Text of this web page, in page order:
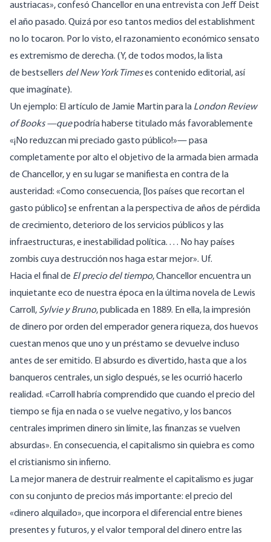
austriacas», confesó Chancellor en unaentrevista con Jeff Deist
el año pasado. Quizá por eso tantos medios del establishment
no lo tocaron. Por lo visto, el razonamiento económico sensato
es extremismo de derecha. (Y, de todos modos, la lista
de bestsellers del New York Timeses contenido editorial , así
que imagínate).
Un ejemplo: El artículo de Jamie Martinpara la London Review
of Books —quepodría haberse titulado más favorablemente
«¡No reduzcan mi preciado gasto público!»— pasa
completamente por alto el objetivo de la armada bien armada
de Chancellor, y en su lugar se manifiesta en contra de la
austeridad: «Como consecuencia, [los países que recortan el
gasto público] se enfrentan a la perspectiva de años de pérdida
de crecimiento, deterioro de los servicios públicos y las
infraestructuras, e inestabilidad política. . . . No hay países
zombis cuya destrucción nos haga estar mejor». Uf.
Hacia el final de El precio del tiempo, Chancellor encuentra un
inquietante eco de nuestra época en la última novela de Lewis
Carroll, Sylvie y Bruno, publicada en 1889. En ella, la impresión
de dinero por orden del emperador genera riqueza, dos huevos
cuestan menos que uno y un préstamo se devuelve incluso
antes de ser emitido. El absurdo es divertido, hasta que a los
banqueros centrales, un siglo después, se les ocurrió hacerlo
realidad. «Carroll habría comprendido que cuando el precio del
tiempo se fija en nada o se vuelve negativo, y los bancos
centrales imprimen dinero sin límite, las finanzas se vuelven
absurdas». En consecuencia, el capitalismo sin quiebra es como
el cristianismo sin infierno.
La mejor manera de destruir realmente el capitalismo es jugar
con su conjunto de precios más importante: el precio del
«dinero alquilado», que incorpora el diferencial entre bienes
presentes y futuros, y el valor temporal del dinero entre las